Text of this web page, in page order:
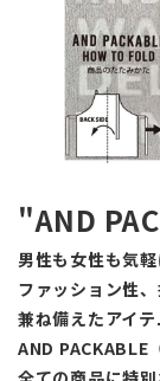
"AND
男性も女性も気
ファッション性
兼ね備えたアイ
AND PACKABLE